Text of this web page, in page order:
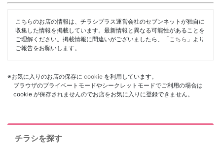
こちらのお店の情報は、チラシプラス運営会社のセブンネットが独自に
収集した情報を掲載しています。最新情報と異なる可能性があることを
ご理解ください。掲載情報に間違いがございましたら、「 こちら 」より
ご報告をお願いします。
※お気に入りのお店の保存に cookie を利用しています。
ブラウザのプライベートモードやシークレットモードでご利用の場合は
cookie が保存されませんのでお店をお気に入りに登録できません。
チラシを探す